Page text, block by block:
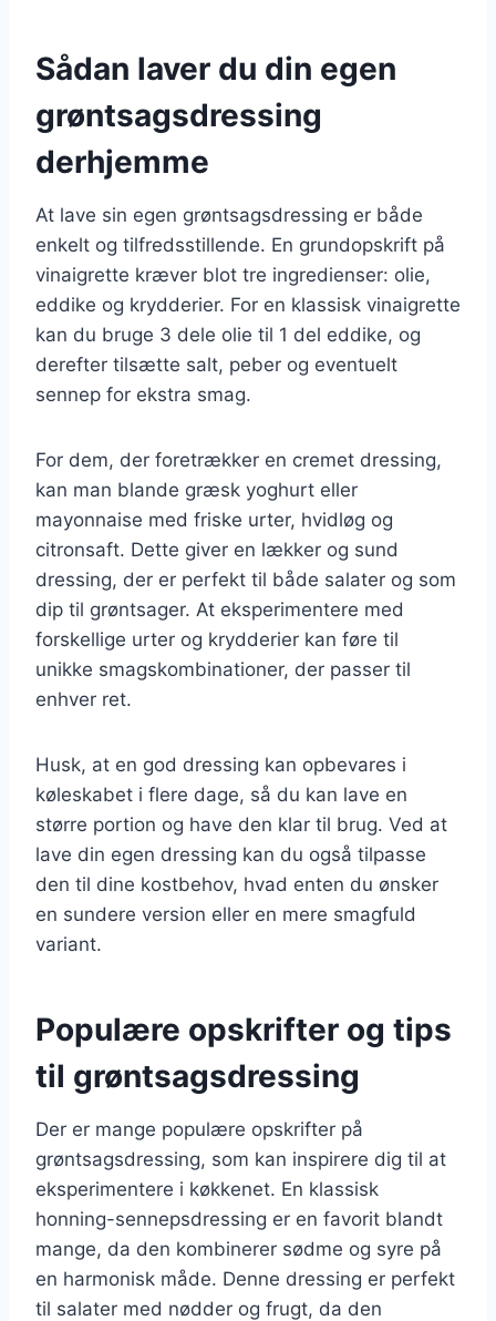
Sådan laver du din egen
grøntsagsdressing
derhjemme
At lave sin egen grøntsagsdressing er både
enkelt og tilfredsstillende. En grundopskrift på
vinaigrette kræver blot tre ingredienser: olie,
eddike og krydderier. For en klassisk vinaigrette
kan du bruge 3 dele olie til 1 del eddike, og
derefter tilsætte salt, peber og eventuelt
sennep for ekstra smag.
For dem, der foretrækker en cremet dressing,
kan man blande græsk yoghurt eller
mayonnaise med friske urter, hvidløg og
citronsaft. Dette giver en lækker og sund
dressing, der er perfekt til både salater og som
dip til grøntsager. At eksperimentere med
forskellige urter og krydderier kan føre til
unikke smagskombinationer, der passer til
enhver ret.
Husk, at en god dressing kan opbevares i
køleskabet i flere dage, så du kan lave en
større portion og have den klar til brug. Ved at
lave din egen dressing kan du også tilpasse
den til dine kostbehov, hvad enten du ønsker
en sundere version eller en mere smagfuld
variant.
Populære opskrifter og tips
til grøntsagsdressing
Der er mange populære opskrifter på
grøntsagsdressing, som kan inspirere dig til at
eksperimentere i køkkenet. En klassisk
honning-sennepsdressing er en favorit blandt
mange, da den kombinerer sødme og syre på
en harmonisk måde. Denne dressing er perfekt
til salater med nødder og frugt, da den